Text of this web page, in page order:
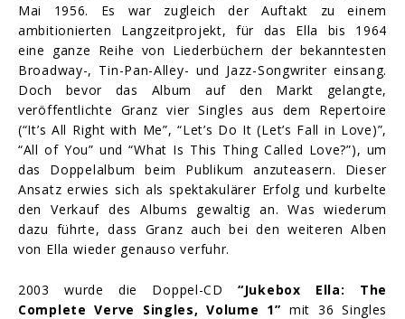
Mai 1956. Es war zugleich der Auftakt zu einem
ambitionierten Langzeitprojekt, für das Ella bis 1964
eine ganze Reihe von Liederbüchern der bekanntesten
Broadway-, Tin-Pan-Alley- und Jazz-Songwriter einsang.
Doch bevor das Album auf den Markt gelangte,
veröffentlichte Granz vier Singles aus dem Repertoire
(“It’s All Right with Me”, “Let’s Do It (Let’s Fall in Love)”,
“All of You” und “What Is This Thing Called Love?”), um
das Doppelalbum beim Publikum anzuteasern. Dieser
Ansatz erwies sich als spektakulärer Erfolg und kurbelte
den Verkauf des Albums gewaltig an. Was wiederum
dazu führte, dass Granz auch bei den weiteren Alben
von Ella wieder genauso verfuhr.
2003 wurde die Doppel-CD“Jukebox Ella: The
Complete Verve Singles, Volume 1” mit 36 Singles